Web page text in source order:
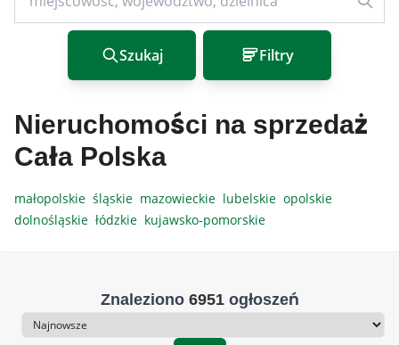
Szukaj Filtry
Nieruchomości na sprzedaż
Cała Polska
małopolskie śląskie mazowieckie lubelskie opolskie
dolnośląskie łódzkie kujawsko-pomorskie
Znaleziono 6951ogłoszeń
Sortowanie